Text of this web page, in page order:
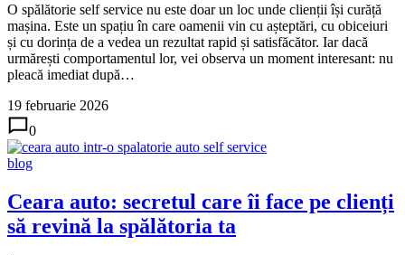
O spălătorie self service nu este doar un loc unde clienții își curăță
mașina. Este un spațiu în care oamenii vin cu așteptări, cu obiceiuri
și cu dorința de a vedea un rezultat rapid și satisfăcător. Iar dacă
urmărești comportamentul lor, vei observa un moment interesant: nu
pleacă imediat după…
19 februarie 2026
0
blog
Ceara auto: secretul care îi face pe clienți
să revină la spălătoria ta